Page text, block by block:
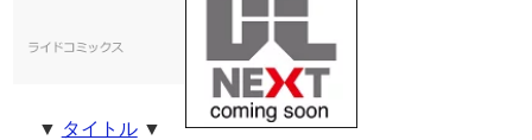
▼ タイトル▼